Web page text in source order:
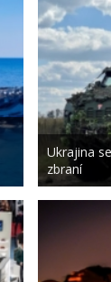
Ukrajina
zbraní